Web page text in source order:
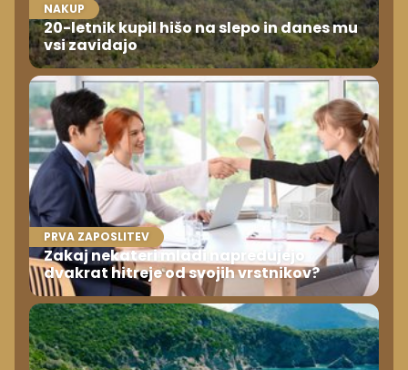
NAKUP
20-letnik kupil hišo na slepo in danes mu
vsi zavidajo
PRVA ZAPOSLITEV
Zakaj nekateri mladi napredujejo
dvakrat hitreje od svojih vrstnikov?